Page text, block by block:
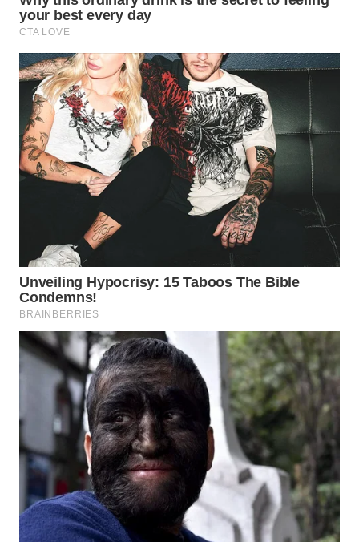
TAPANULI
UTARA
WN
SAMOSIR
WN
PADANG
LAWAS
WN
CIANJUR
WN
KEPULAUAN
SERIBU
WN
TANGERANG
WN
BINJAI
WN
CIREBON